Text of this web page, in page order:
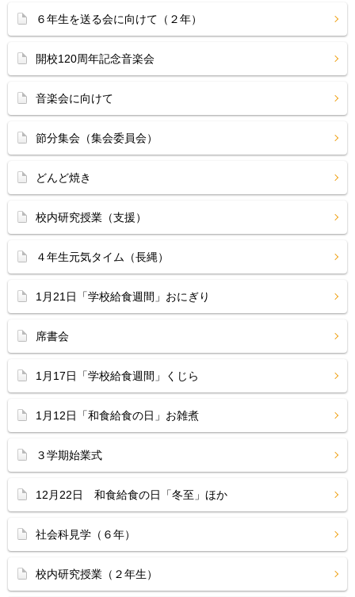
６年生を送る会に向けて（２年）
開校120周年記念音楽会
音楽会に向けて
節分集会（集会委員会）
どんど焼き
校内研究授業（支援）
４年生元気タイム（長縄）
1月21日「学校給食週間」おにぎり
席書会
1月17日「学校給食週間」くじら
1月12日「和食給食の日」お雑煮
３学期始業式
12月22日 和食給食の日「冬至」ほか
社会科見学（６年）
校内研究授業（２年生）